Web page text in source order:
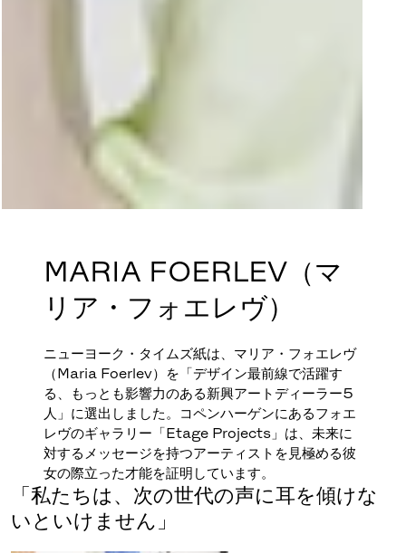
MARIA FOERLEV（マ
リア・フォエレヴ）
ニューヨーク・タイムズ紙は、マリア・フォエレヴ
（Maria Foerlev）を「デザイン最前線で活躍す
る、もっとも影響力のある新興アートディーラー5
人」に選出しました。コペンハーゲンにあるフォエ
レヴのギャラリー「Etage Projects」は、未来に
対するメッセージを持つアーティストを見極める彼
女の際立った才能を証明しています。
「私たちは、次の世代の声に耳を傾けな
いといけません」